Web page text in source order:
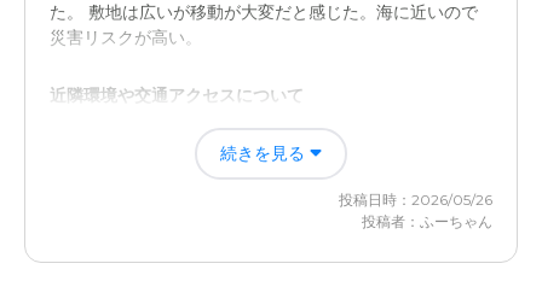
た。 敷地は広いが移動が大変だと感じた。海に近いので
災害リスクが高い。
近隣環境や交通アクセスについて
敷地は広さを感じました 平屋が多く利用者の負担は少な
いと感じた 大きな公園があり気分転換はできそうであっ
た 海に近いこともあり気持ち良い環境だった
続きを見る
投稿日時：2026/05/26
投稿者：ふーちゃん